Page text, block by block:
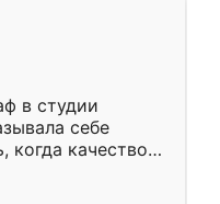
в студии
себе
когда качеством
уже почти